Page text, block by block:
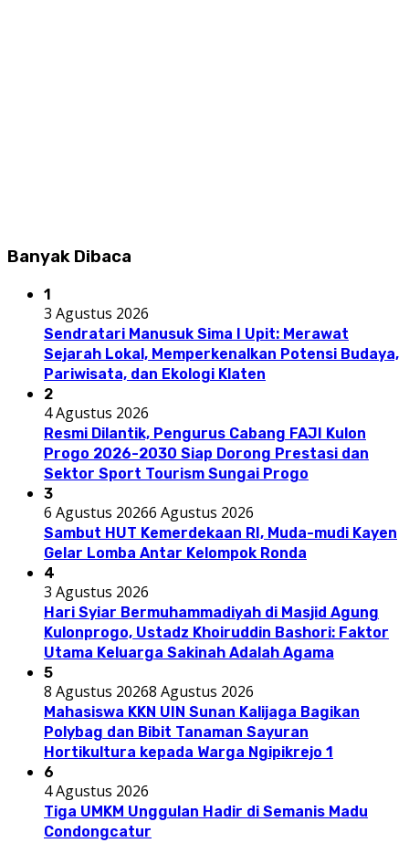
Banyak Dibaca
1
3 Agustus 2026
Sendratari Manusuk Sima I Upit: Merawat
Sejarah Lokal, Memperkenalkan Potensi Budaya,
Pariwisata, dan Ekologi Klaten
2
4 Agustus 2026
Resmi Dilantik, Pengurus Cabang FAJI Kulon
Progo 2026-2030 Siap Dorong Prestasi dan
Sektor Sport Tourism Sungai Progo
3
6 Agustus 20266 Agustus 2026
Sambut HUT Kemerdekaan RI, Muda-mudi Kayen
Gelar Lomba Antar Kelompok Ronda
4
3 Agustus 2026
Hari Syiar Bermuhammadiyah di Masjid Agung
Kulonprogo, Ustadz Khoiruddin Bashori: Faktor
Utama Keluarga Sakinah Adalah Agama
5
8 Agustus 20268 Agustus 2026
Mahasiswa KKN UIN Sunan Kalijaga Bagikan
Polybag dan Bibit Tanaman Sayuran
Hortikultura kepada Warga Ngipikrejo 1
6
4 Agustus 2026
Tiga UMKM Unggulan Hadir di Semanis Madu
Condongcatur